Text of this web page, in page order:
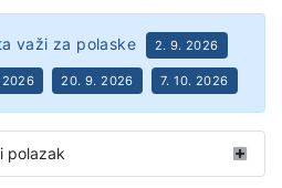
važi za polaske 2. 9. 2026
2026 20. 9. 2026 7. 10. 2026
polazak